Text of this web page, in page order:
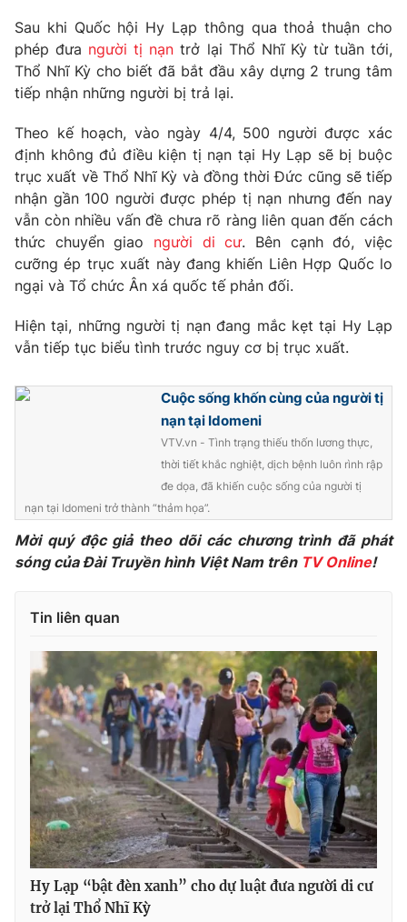
Câu chuyện quốc tế
Thị trường
Góc doanh nghiệp
Dữ liệu và đời sống
Truyền hình
Hậu trường
Nhân vật
Khán giả
Giải sao mai
Giải trí
Điện ảnh
Âm nhạc
Sao
Đời sống
Du lịch
Làm đẹp
Chất lượng cuộc sống
Giáo dục
Tuyển sinh
Công nghệ
Hitech Công nghệ tương lai
Sản phẩm
Thị trường
Giao lưu trực tuyến
Lịch phát sóng
Podcast
Photo Infographic
VTV Money VTV Thể thao
VTV Sức khoẻ Bất động sản
Thị trường 24h Tấm lòng Việt
VTV4 Vươn mình bằng AI
VTV9 VTV8
Liên hệ tòa soạn
Sau khi Quốc hội Hy Lạp thông qua thoả thuận cho
phép đưa người tị nạn trở lại Thổ Nhĩ Kỳ từ tuần tới,
Thổ Nhĩ Kỳ cho biết đã bắt đầu xây dựng 2 trung tâm
tiếp nhận những người bị trả lại.
Theo kế hoạch, vào ngày 4/4, 500 người được xác
định không đủ điều kiện tị nạn tại Hy Lạp sẽ bị buộc
trục xuất về Thổ Nhĩ Kỳ và đồng thời Đức cũng sẽ tiếp
nhận gần 100 người được phép tị nạn nhưng đến nay
vẫn còn nhiều vấn đề chưa rõ ràng liên quan đến cách
thức chuyển giao người di cư. Bên cạnh đó, việc
cưỡng ép trục xuất này đang khiến Liên Hợp Quốc lo
ngại và Tổ chức Ân xá quốc tế phản đối.
Hiện tại, những người tị nạn đang mắc kẹt tại Hy Lạp
vẫn tiếp tục biểu tình trước nguy cơ bị trục xuất.
Cuộc sống khốn cùng của người tị
nạn tại Idomeni
VTV.vn - Tình trạng thiếu thốn lương thực,
thời tiết khắc nghiệt, dịch bệnh luôn rình rập
đe dọa, đã khiến cuộc sống của người tị
nạn tại Idomeni trở thành “thảm họa”.
Mời quý độc giả theo dõi các chương trình đã phát
sóng của Đài Truyền hình Việt Nam trên TV Online!
Tin liên quan
Hy Lạp “bật đèn xanh” cho dự luật đưa người di cư
trở lại Thổ Nhĩ Kỳ